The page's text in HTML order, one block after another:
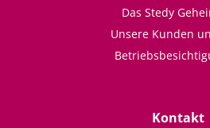
Das Stedy
Unsere Kunden
Kontakt